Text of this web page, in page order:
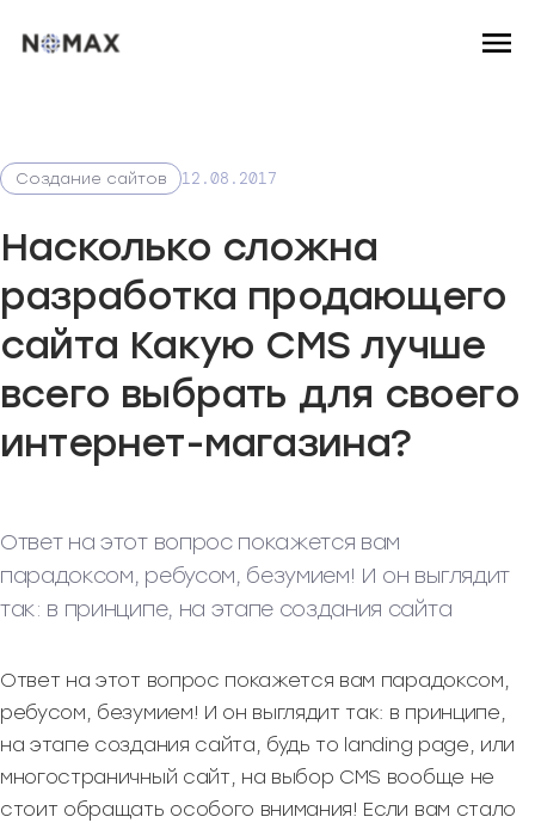
Создание сайтов 12.08.2017
Насколько сложна
разработка продающего
сайта Какую СMS лучше
всего выбрать для своего
интернет-магазина?
Ответ на этот вопрос покажется вам
парадоксом, ребусом, безумием! И он выглядит
так: в принципе, на этапе создания сайта
Ответ на этот вопрос покажется вам парадоксом,
ребусом, безумием! И он выглядит так: в принципе,
на этапе создания сайта, будь то landing page, или
многостраничный сайт, на выбор CMS вообще не
стоит обращать особого внимания! Если вам стало